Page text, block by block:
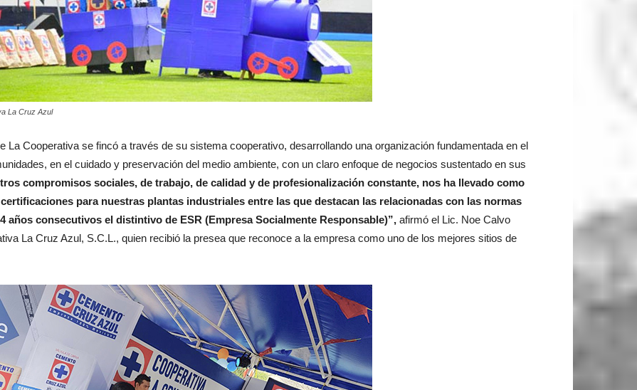
La Cruz Azul
La Cooperativa se fincó a través de su sistema cooperativo, desarrollando una organización fundamentada en el
en el cuidado y preservación del medio ambiente, con un claro enfoque de negocios sustentado en sus
compromisos sociales, de trabajo, de calidad y de profesionalización constante, nos ha llevado como
para nuestras plantas industriales entre las que destacan las relacionadas con las normas
años consecutivos el distintivo de ESR (Empresa Socialmente Responsable)”, afirmó el Lic. Noe Calvo
La Cruz Azul, S.C.L., quien recibió la presea que reconoce a la empresa como uno de los mejores sitios de